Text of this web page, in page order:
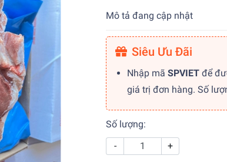
Mô tả đang cập nhật
Siêu Ưu Đãi
Nhập mã SPVIET để
giá trị đơn hàng. Số
Số lượng:
-
+